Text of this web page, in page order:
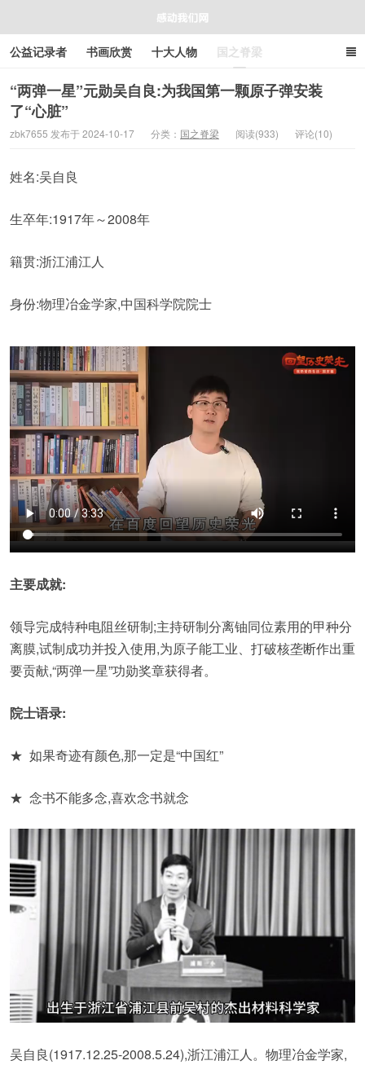
感动我们网
公益记录者 书画欣赏 十大人物 国之脊梁
好人好事 感人资讯 商业资讯 在线工具箱
“两弹一星”元勋吴自良:为我国第一颗原子弹安装
了“心脏”
zbk7655 发布于 2024-10-17 分类： 国之脊梁 阅读(933) 评论(10)
姓名:吴自良
生卒年:1917年～2008年
籍贯:浙江浦江人
身份:物理冶金学家,中国科学院院士
主要成就:
领导完成特种电阻丝研制;主持研制分离铀同位素用的甲种分
离膜,试制成功并投入使用,为原子能工业、打破核垄断作出重
要贡献,“两弹一星”功勋奖章获得者。
院士语录:
★ 如果奇迹有颜色,那一定是“中国红”
★ 念书不能多念,喜欢念书就念
吴自良(1917.12.25-2008.5.24),浙江浦江人。物理冶金学家,